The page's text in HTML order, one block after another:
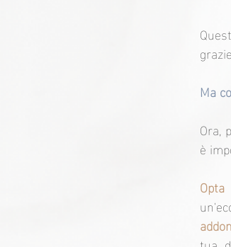
Ma
Ora,
è